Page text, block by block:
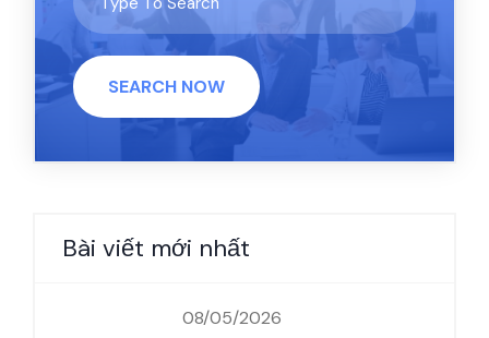
SEARCH NOW
Bài viết mới nhất
08/05/2026